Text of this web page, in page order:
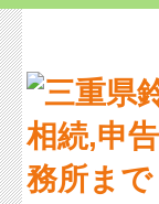
トップページ
お知らせ
事務所紹介